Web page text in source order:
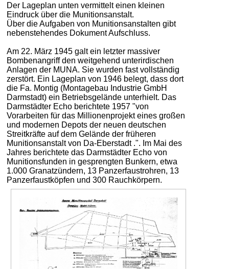
Der Lageplan unten vermittelt einen kleinen
Eindruck über die Munitionsanstalt.
Über die Aufgaben von Munitionsanstalten gibt
nebenstehendes Dokument Aufschluss.
Am 22. März 1945 galt ein letzter massiver
Bombenangriff den weitgehend unterirdischen
Anlagen der MUNA. Sie wurden fast vollständig
zerstört. Ein Lageplan von 1946 belegt, dass dort
die Fa. Montig (Montagebau Industrie GmbH
Darmstadt) ein Betriebsgelände unterhielt. Das
Darmstädter Echo berichtete 1957 "von
Vorarbeiten für das Millionenprojekt eines großen
und modernen Depots der neuen deutschen
Streitkräfte auf dem Gelände der früheren
Munitionsanstalt von Da-Eberstadt .". Im Mai des
Jahres berichtete das Darmstädter Echo von
Munitionsfunden in gesprengten Bunkern, etwa
1.000 Granatzündern, 13 Panzerfaustrohren, 13
Panzerfaustköpfen und 300 Rauchkörpern.